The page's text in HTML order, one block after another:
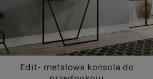
Edit- metalowa konsola do